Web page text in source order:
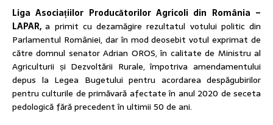
Liga Asociațiilor Producătorilor Agricoli din România –
LAPAR,a primit cu dezamăgire rezultatul votului politic din
Parlamentul României, dar în mod deosebit votul exprimat de
către domnul senator Adrian OROS, în calitate de Ministru al
Agriculturii și Dezvoltării Rurale, împotriva amendamentului
depus la Legea Bugetului pentru acordarea despăgubirilor
pentru culturile de primăvară afectate în anul 2020 de seceta
pedologică fără precedent în ultimii 50 de ani.